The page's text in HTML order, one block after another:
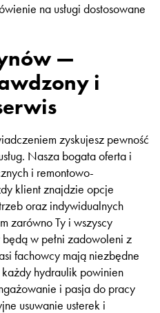
na usługi dostosowane
—
i
zyskujesz pewność
Nasza bogata oferta i
i remontowo-
klient znajdzie opcje
oraz indywidualnych
zarówno Ty i wszyscy
w pełni zadowoleni z
fachowcy mają niezbędne
hydraulik powinien
i pasja do pracy
usuwanie usterek i